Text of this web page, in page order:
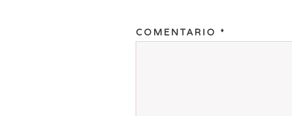
COMENTARIO *